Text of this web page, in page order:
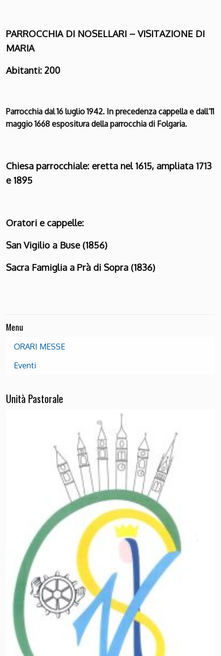
PARROCCHIA DI NOSELLARI – VISITAZIONE DI
MARIA
Abitanti: 200
Parrocchia dal 16 luglio 1942. In precedenza cappella e dall’11
maggio 1668 espositura della parrocchia di Folgaria.
Chiesa parrocchiale: eretta nel 1615, ampliata 1713
e 1895
Oratori e cappelle:
San Vigilio a Buse (1856)
Sacra Famiglia a Prà di Sopra (1836)
Menu
ORARI MESSE
Eventi
Unità Pastorale